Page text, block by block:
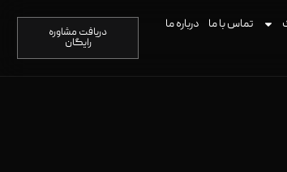
تماس با ما
درباره ما
دریافت مشاوره
رایگان